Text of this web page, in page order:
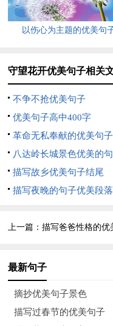
给了让它千年轮回的大地
6、犹记得，那一次的机
但看着你对着我的方向痴
着，那一刻的景象在我回
那时的泪水应是你我相
你守望的一泓秋水。
7、只见几朵白莲已绽开
了一点红，煞是好看！老
拍个不停。我轻轻拉了拉
8、桃花是真性情，总在
因为她，春风多了妩媚；
9、一茎孤引绿，双影共分
以伤心为主题的优美句
守望花开优美句子相关
不争不抢优美句子
优美句子高中400字
革命无私奉献的优美句子
八达岭长城景色优美的
描写故乡优美句子结尾
描写夜晚的句子优美段落
上一篇：描写爸爸性格的优
最新句子
摘抄优美句子景色
描写过春节的优美句子